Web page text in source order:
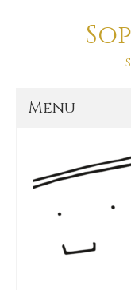
Menu
Prestations
SOPHRO
Sophro
estime de soi